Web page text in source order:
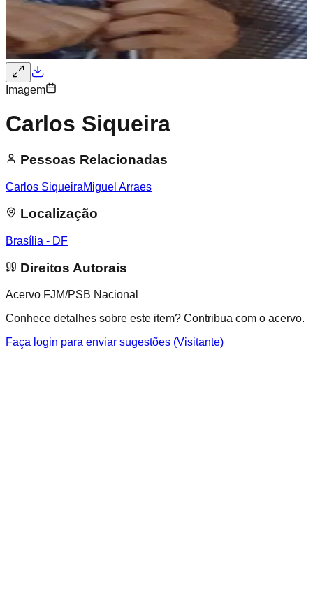
Imagem
Carlos Siqueira
Pessoas Relacionadas
Carlos SiqueiraMiguel Arraes
Localização
Brasília - DF
Direitos Autorais
Acervo FJM/PSB Nacional
Conhece detalhes sobre este item? Contribua com o acervo.
Faça login para enviar sugestões (Visitante)